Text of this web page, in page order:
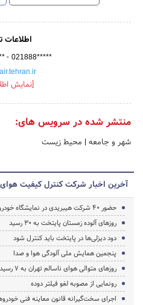
- 021888*****
[نمایش
منتشر شده در سرویس های:
شهر و جامعه | محیط زیست
آخرین اخبار شرکت کنترل کیفیت هوای
حضور 40 شرکت هیبریدی در نمایشگاه خودرو تهران
روزهای آلوده زمستان پایتخت به 30 رسید
دود دیزلی‌ها در پایتخت باید کنترل شود
پنجمین همایش ملی آلودگی هوا و صدا
روزهای متوالی هوای ناسالم تهران به 7 رسید
رونمایی از مصوبه لغو فیلتر دوده
اجرای سخت‌گیرانه قانون معاینه فنی